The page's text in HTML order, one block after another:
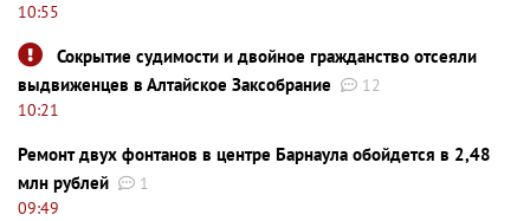
10:55
Сокрытие судимости и двойное гражданство отсеяли
выдвиженцев в Алтайское Заксобрание
12
10:21
Ремонт двух фонтанов в центре Барнаула обойдется в 2,48
млн рублей
1
09:49